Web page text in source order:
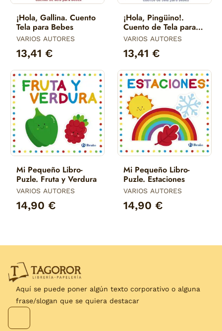
¡Hola, Gallina. Cuento
Tela para Bebes
VARIOS AUTORES
13,41 €
¡Hola, Pingüino!.
Cuento de Tela para
Bebes
VARIOS AUTORES
13,41 €
Mi Pequeño Libro-
Puzle. Fruta y Verdura
VARIOS AUTORES
14,90 €
Mi Pequeño Libro-
Puzle. Estaciones
VARIOS AUTORES
14,90 €
Aquí se puede poner algún texto corporativo o alguna
frase/slogan que se quiera destacar